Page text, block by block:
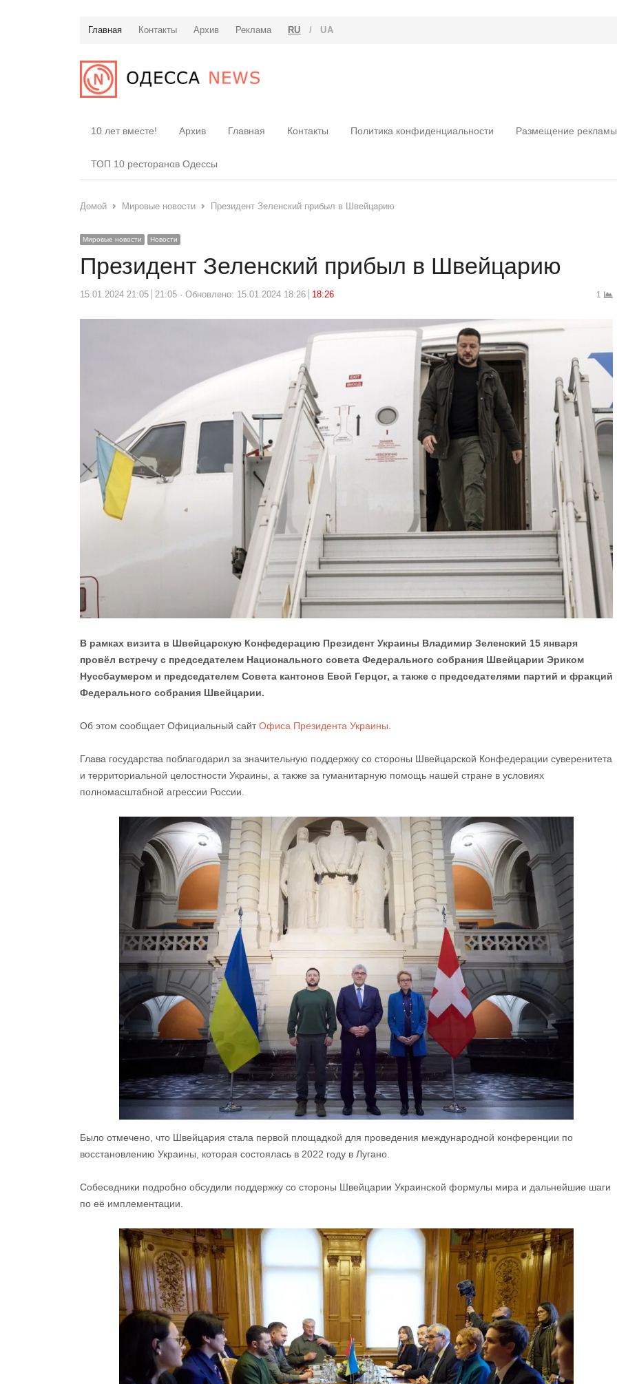
Главная Контакты Архив Реклама RU / UA
10 лет вместе! Архив Главная Контакты Политика конфиденциальности Размещение рекламы
ТОП 10 ресторанов Одессы
Домой Мировые новости Президент Зеленский прибыл в Швейцарию
Мировые новости Новости
Президент Зеленский прибыл в Швейцарию
15.01.2024 21:05 21:05 Обновлено: 15.01.2024 18:26 18:26 1
В рамках визита в Швейцарскую Конфедерацию Президент Украины Владимир Зеленский 15 января
провёл встречу с председателем Национального совета Федерального собрания Швейцарии Эриком
Нуссбаумером и председателем Совета кантонов Евой Герцог, а также с председателями партий и фракций
Федерального собрания Швейцарии.
Об этом сообщает Официальный сайтОфиса Президента Украины.
Глава государства поблагодарил за значительную поддержку со стороны Швейцарской Конфедерации суверенитета
и территориальной целостности Украины, а также за гуманитарную помощь нашей стране в условиях
полномасштабной агрессии России.
Было отмечено, что Швейцария стала первой площадкой для проведения международной конференции по
восстановлению Украины, которая состоялась в 2022 году в Лугано.
Собеседники подробно обсудили поддержку со стороны Швейцарии Украинской формулы мира и дальнейшие шаги
по её имплементации.